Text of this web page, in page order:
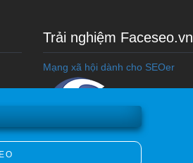
Trải nghiệm Faceseo.vn
Mạng xã hội dành cho SEOer